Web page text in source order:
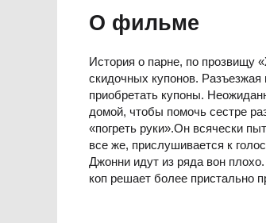
О фильме
История о парне, по прозвищу
скидочных купонов. Разъезжая
приобретать купоны.
домой, чтобы помочь сестре
«погреть руки».Он всячески
все же, прислушивается к
Джонни идут из ряда вон
коп решает более пристально